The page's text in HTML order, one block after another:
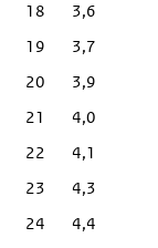
18
3,6
19
3,7
20
3,9
21
4,0
22
4,1
23
4,3
24
4,4